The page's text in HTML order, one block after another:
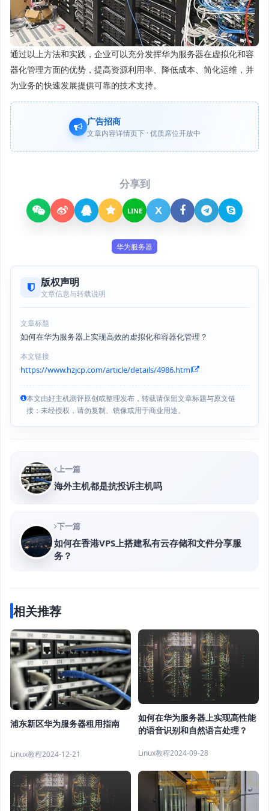
通过以上方法和实践，企业可以充分发挥华为服务器在虚拟化和容
器化管理方面的优势，提高资源利用率、降低成本、简化运维，并
为业务的快速发展提供可靠的技术支持。
广告招商
文章内容详情页下 · 优质席位开放中
分享到
LINE X
华为服务器
版权声明
文章信息与转载说明
文章标题
如何在华为服务器上实现高效的虚拟化和容器化管理？
本文链接
https://www.hzjcp.com/article/details/4986.html
本文由好主机测评原创或整理发布，转载请保留文章标题与原文链
接；未经授权，请勿复制、镜像或用于商业用途。
上一篇
海外主机都是抗投诉主机吗
下一篇
如何在香港VPS上搭建私有云存储和文件分享服
务？
相关推荐
浦东新区华为服务器租用指南
Linux教程2024-12-21
如何在华为服务器上实现高性能
的语音识别和自然语言处理？
Linux教程2024-09-28